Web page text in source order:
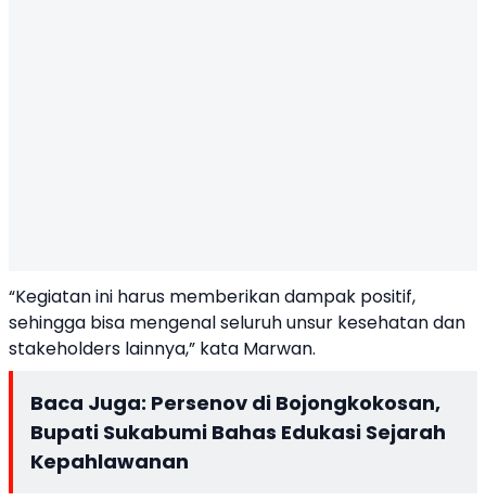
“Kegiatan ini harus memberikan dampak positif,
sehingga bisa mengenal seluruh unsur kesehatan dan
stakeholders lainnya,” kata Marwan.
Baca Juga: Persenov di Bojongkokosan,
Bupati Sukabumi Bahas Edukasi Sejarah
Kepahlawanan